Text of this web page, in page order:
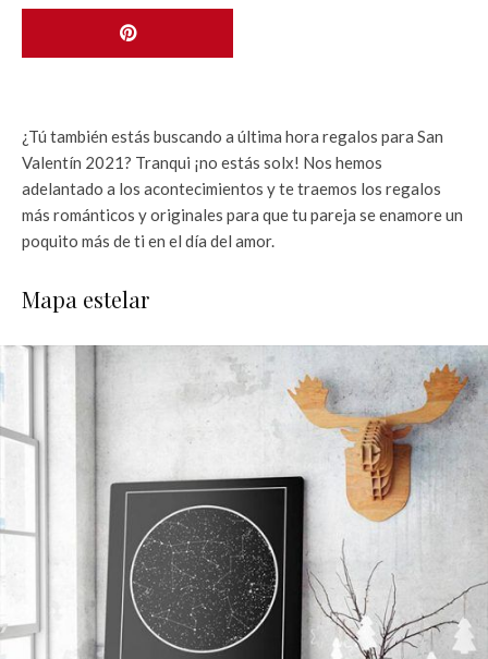
¿Tú también estás buscando a última hora regalos para San
Valentín 2021? Tranqui ¡no estás solx! Nos hemos
adelantado a los acontecimientos y te traemos los regalos
más románticos y originales para que tu pareja se enamore un
poquito más de ti en el día del amor.
Mapa estelar